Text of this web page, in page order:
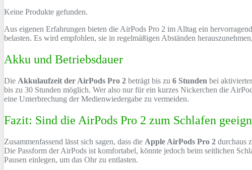
Keine Produkte gefunden.
Aus eigenen Erfahrungen bieten die AirPods Pro 2 im Alltag ein
belasten. Es wird empfohlen, sie in regelmäßigen Abständen
Akku und Betriebsdauer
Die Akkulaufzeit der AirPods Pro 2 beträgt bis zu 6 Stunden bei
bis zu 30 Stunden möglich. Wer also nur für ein kurzes Nickerchen die
eine Unterbrechung der Medienwiedergabe zu vermeiden.
Fazit: Sind die AirPods Pro 2 zum Schlafen
Zusammenfassend lässt sich sagen, dass die Apple AirPods Pro 2 durchaus
Die Passform der AirPods ist komfortabel, könnte jedoch beim seitlichen
Pausen einlegen, um das Ohr zu entlasten.